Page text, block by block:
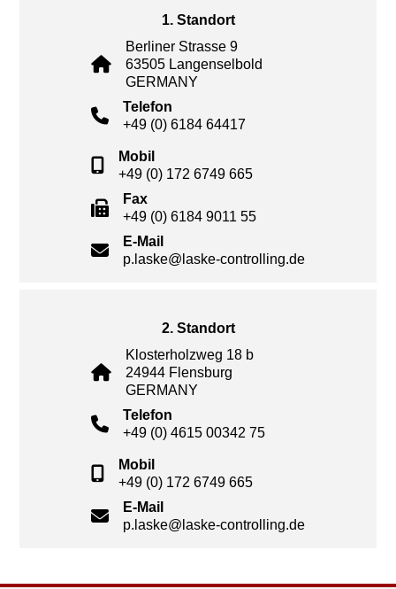
1. Standort
Berliner Strasse 9
63505 Langenselbold
GERMANY
Telefon
+49 (0) 6184 64417
Mobil
+49 (0) 172 6749 665
Fax
+49 (0) 6184 9011 55
E-Mail
p.laske@laske-controlling.de
2. Standort
Klosterholzweg 18 b
24944 Flensburg
GERMANY
Telefon
+49 (0) 4615 00342 75
Mobil
+49 (0) 172 6749 665
E-Mail
p.laske@laske-controlling.de